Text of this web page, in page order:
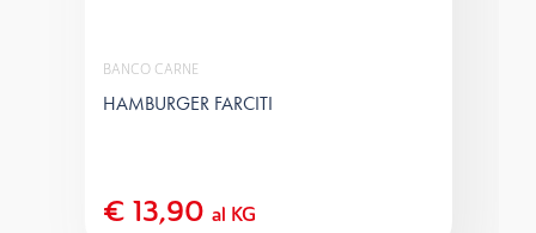
BANCO CARNE
HAMBURGER FARCITI
€ 13,90 al KG